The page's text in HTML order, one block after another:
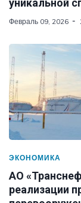
уникальной
Февраль 09, 2026
ЭКОНОМИКА
АО
реализации